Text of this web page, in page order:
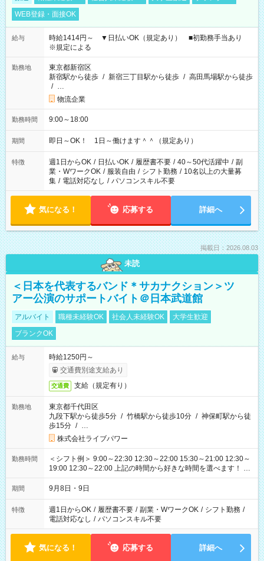
WEB登録・面接OK
給与
時給1414円～ ▼日払いOK（規定あり） ■初勤務手当あり
※規定による
勤務地
東京都新宿区
新宿駅から徒歩 / 新宿三丁目駅から徒歩 / 高田馬場駅から徒歩
/ …
物流企業
勤務時間 9:00～18:00
期間 即日～OK！ 1日～働けます＾＾（規定あり）
特徴 週1日からOK / 日払いOK / 履歴書不要 / 40～50代活躍中 / 副
業・WワークOK / 服装自由 / シフト勤務 / 10名以上の大量募
集 / 電話対応なし / パソコンスキル不要
気になる！ 応募する 詳細へ
掲載日：2026.08.03
未読
＜日本を代表するバンド＊サカナクション＞ツ
アー公演のサポートバイト＠日本武道館
アルバイト 職種未経験OK 社会人未経験OK
大学生歓迎
ブランクOK
給与
時給1250円～
交通費別途支給あり
交通費 支給（規定有り）
勤務地
東京都千代田区
九段下駅から徒歩5分 / 竹橋駅から徒歩10分 / 神保町駅から徒
歩15分 / …
株式会社ライブパワー
勤務時間
＜シフト例＞ 9:00～22:30 12:30～22:00 15:30～21:00 12:30～
19:00 12:30～22:00 上記の時間から好きな時間を選べます！ ※
時間は変更となる可能性があります
期間 9月8日・9日
特徴 週1日からOK / 履歴書不要 / 副業・WワークOK / シフト勤務 /
電話対応なし / パソコンスキル不要
気になる！ 応募する 詳細へ